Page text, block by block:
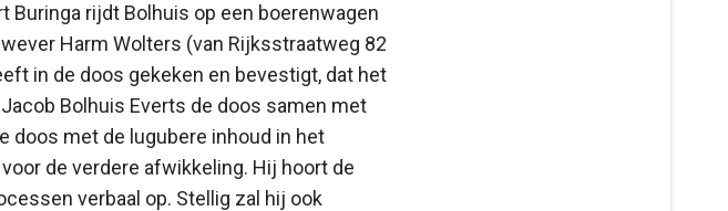
Buringa rijdt Bolhuis op een boerenwagen
Harm Wolters (van Rijksstraatweg 82
in de doos gekeken en bevestigt, dat het
Bolhuis Everts de doos samen met
doos met de lugubere inhoud in het
de verdere afwikkeling. Hij hoort de
verbaal op. Stellig zal hij ook